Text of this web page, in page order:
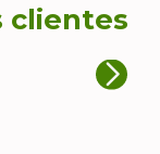
clientes